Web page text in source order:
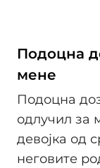
Подоцна
мене
Подоцна
одлучил за
девојка од
неговите